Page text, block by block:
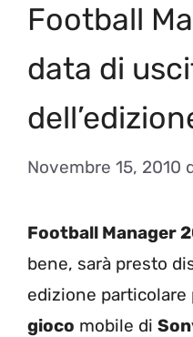
Football
data di
Novembre 15, 2010
Football Manager
bene, sarà presto
edizione particolare
gioco mobile di